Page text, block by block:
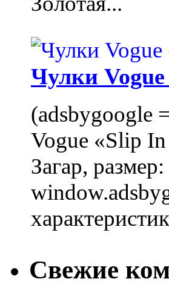
Чулки
(adsbygoogle
Vogue «Slip
Загар,
Свежие